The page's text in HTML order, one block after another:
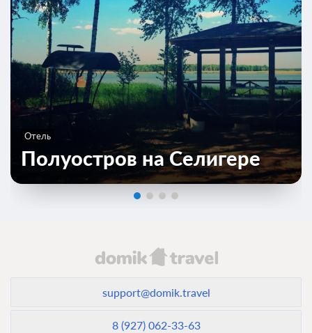
Отель
Полуостров на Селигере
support@domik.travel
8 (927) 062-33-63